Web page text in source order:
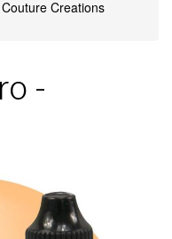
Couture Creations
-